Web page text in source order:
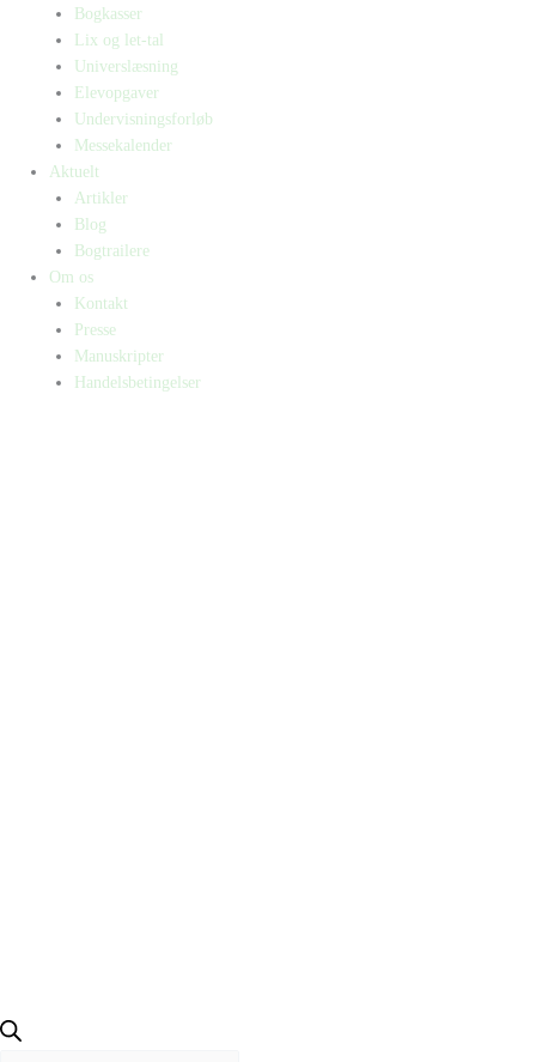
Bogkasser
Lix og let-tal
Universlæsning
Elevopgaver
Undervisningsforløb
Messekalender
Aktuelt
Artikler
Blog
Bogtrailere
Om os
Kontakt
Presse
Manuskripter
Handelsbetingelser